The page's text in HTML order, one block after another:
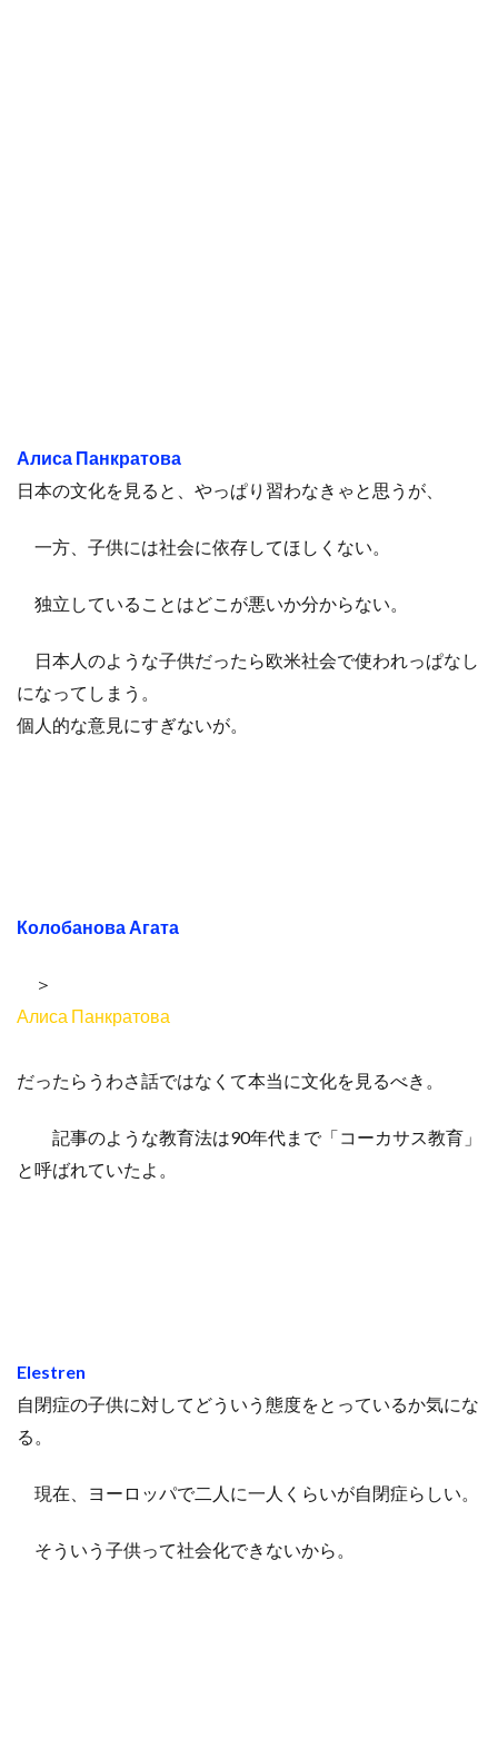
Алиса Панкратова
日本の文化を見ると、やっぱり習わなきゃと思うが、
一方、子供には社会に依存してほしくない。
独立していることはどこが悪いか分からない。
日本人のような子供だったら欧米社会で使われっぱなし
になってしまう。
個人的な意見にすぎないが。
Колобанова Агата
＞
Алиса Панкратова
だったらうわさ話ではなくて本当に文化を見るべき。
記事のような教育法は90年代まで「コーカサス教育」
と呼ばれていたよ。
Elestren
自閉症の子供に対してどういう態度をとっているか気にな
る。
現在、ヨーロッパで二人に一人くらいが自閉症らしい。
そういう子供って社会化できないから。